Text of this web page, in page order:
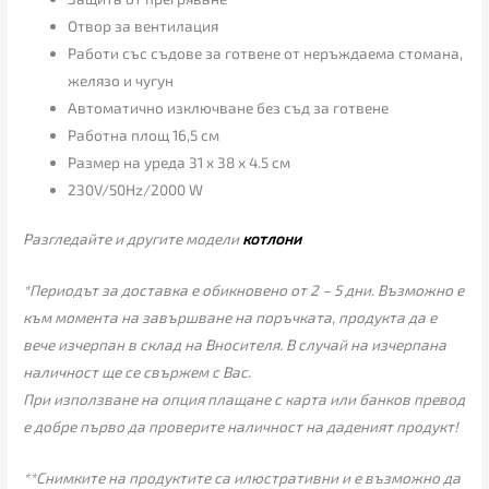
Отвор за вентилация
Работи със съдове за готвене от неръждаема стомана,
желязо и чугун
Автоматично изключване без съд за готвене
Работна площ 16,5 см
Размер на уреда 31 x 38 x 4.5 см
230V/50Hz/2000 W
Разгледайте и другите моделикотлони
*Периодът за доставка е обикновено от 2 – 5 дни. Възможно е
към момента на завършване на поръчката, продукта да е
вече изчерпан в склад на Вносителя. В случай на изчерпана
наличност ще се свържем с Вас.
При използване на опция плащане с карта или банков превод
е добре първо да проверите наличност на даденият продукт!
**Снимките на продуктите са илюстративни и е възможно да